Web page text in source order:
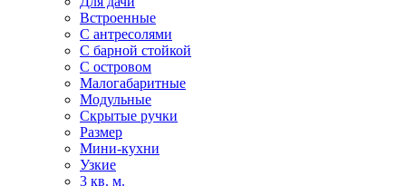
Встроенные
С антресолями
С барной стойкой
С островом
Малогабаритные
Модульные
Скрытые ручки
Размер
Мини-кухни
Узкие
3 кв. м.